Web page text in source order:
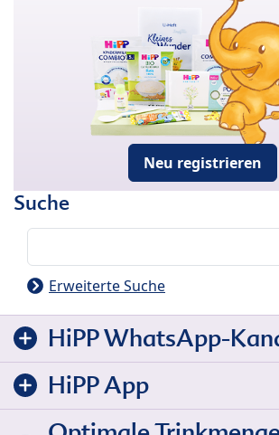
Neu registrieren
Suche
Erweiterte Suche
HiPP WhatsApp-
HiPP App